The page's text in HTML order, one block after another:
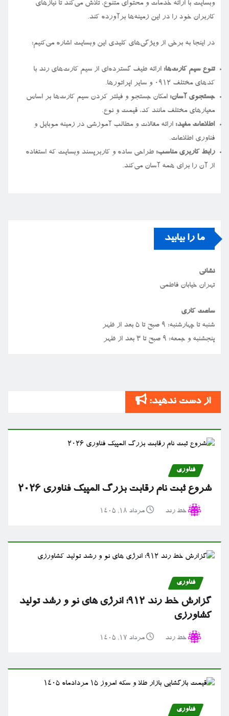
وبسایت با ارائه خدمات و محتوای متنوع، تلاش می‌کند تا نیازهای
کاربران خود را در این زمینه‌ها برآورده کند.
در اینجا به برخی از ویژگی‌های کلیدی این وبسایت اشاره می‌کنیم:
تنوع سیم کارت‌ها: ارائه طیف گسترده‌ای از سیم کارت‌های رند با
کدهای مختلف ۰۹۱۲ و سایر اپراتورها.
جستجوی آسان: امکان جستجو و فیلتر کردن سیم کارت‌ها بر اساس
معیارهای مختلف مانند کد، قیمت و نوع.
اطلاعات مفید: ارائه مقالات و مطالب آموزشی در زمینه موبایل و
فناوری اطلاعات.
رابط کاربری مناسب: طراحی ساده و کاربرپسند وبسایت که استفاده
از آن را برای همه آسان می‌کند.
ما را بیابید
نشانی
تهران خیابان فاطمی
ساعت کاری
شنبه تا چهارشنبه: ۹ صبح تا ۵ بعد از ظهر
پنجشنبه و جمعه: ۹ صبح تا ۳ بعد از ظهر
از دست ندهید:
فناوری
شروع ثبت نام رقابت بزرگ المپیک فناوری ۲۰۲۶
خط رند مرداد ۱۸, ۱۴۰۵
فناوری
گزارش خط رند ۹۱۲؛ انرژی های نو و رشد تولید
کشاورزی
خط رند مرداد ۱۷, ۱۴۰۵
فناوری